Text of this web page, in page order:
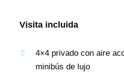
Visita incluida
4×4 privado con aire
minibús de lujo